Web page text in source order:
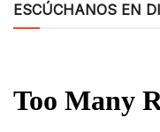
ESCÚCHANOS EN